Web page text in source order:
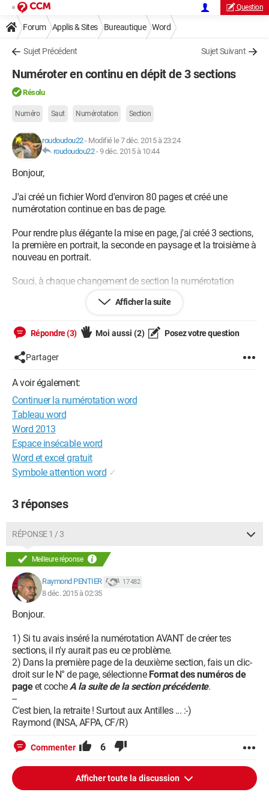
Question
Forum Applis & Sites Bureautique Word
Sujet Précédent Sujet Suivant
Numéroter en continu en dépit de 3 sections
Résolu
Numéro Saut Numérotation Section
roudoudou22- Modifié le 7 déc. 2015 à 23:24
roudoudou22-9 déc. 2015 à 10:44
Bonjour,
J'ai créé un fichier Word d'environ 80 pages et créé une
numérotation continue en bas de page.
Pour rendre plus élégante la mise en page, j'ai créé 3 sections,
la première en portrait, la seconde en paysage et la troisième à
nouveau en portrait.
Souci, à chaque changement de section la numérotation
recommence à la page n°1
section 1 feuillets numérotés de 1 à 22
section 2 feuillets numérotés de 1 à 8
section 3 feuillets numérotés de 1 à 50.
Sauriez vous comment établir une numérotation continue
autrementqu'en faisant 3 numérotations distinctes (1 à 22,
23 à 30, 31 à 80).
Merci à ceux qui pourront me renseigner.
Afficher la suite
Répondre (3) Moi aussi (2) Posez votre question
Partager
A voir également:
Continuer la numérotation word
Tableau word
Word 2013
Espace insécable word
Word et excel gratuit
Symbole attention word ✓
3 réponses
RÉPONSE 1 / 3
Meilleure réponse
Raymond PENTIER 17 482
8 déc. 2015 à 02:35
Bonjour.
1) Si tu avais inséré la numérotation AVANT de créer tes
sections, il n'y aurait pas eu ce problème.
2) Dans la première page de la deuxième section, fais un clic-
droit sur le N° de page, sélectionne Format des numéros de
pageet cocheA la suite de la section précédente.
--
C'est bien, la retraite ! Surtout aux Antilles ... :-)
Raymond (INSA, AFPA, CF/R)
Commenter 6
Afficher toute la discussion